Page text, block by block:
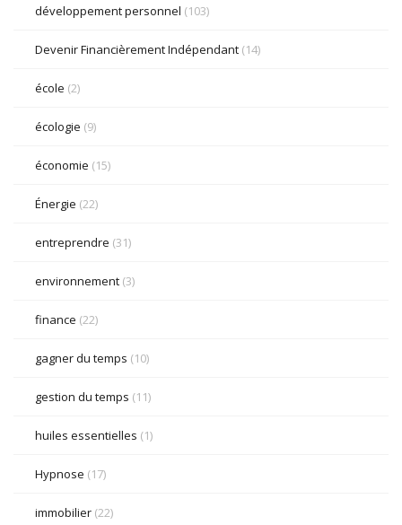
développement personnel (103)
Devenir Financièrement Indépendant (14)
école (2)
écologie (9)
économie (15)
Énergie (22)
entreprendre (31)
environnement (3)
finance (22)
gagner du temps (10)
gestion du temps (11)
huiles essentielles (1)
Hypnose (17)
immobilier (22)